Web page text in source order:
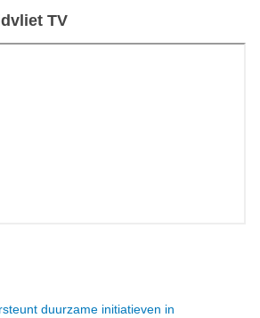
TV
duurzame initiatieven in